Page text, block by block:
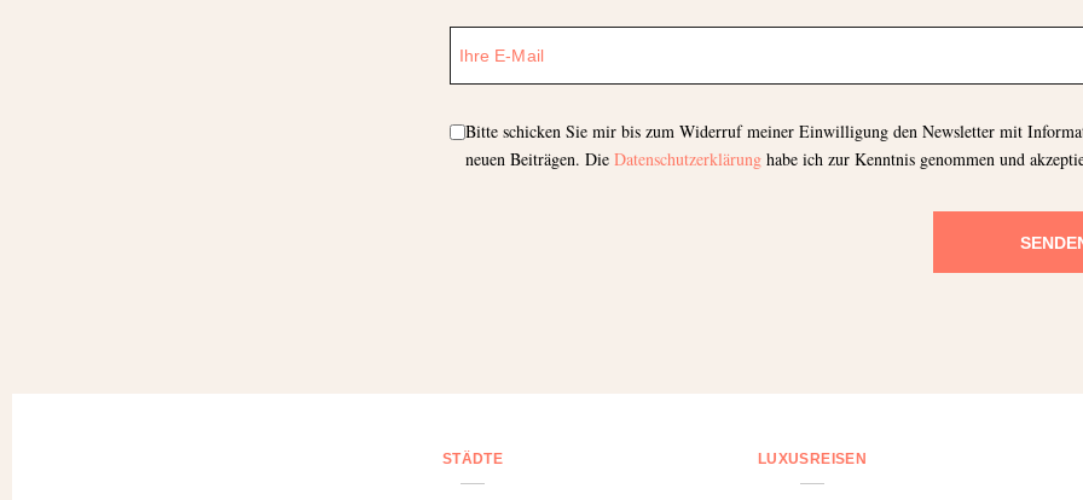
Bitte schicken Sie mir bis zum Widerruf meiner Einwilligung den Newsletter mit
neuen Beiträgen. Die Datenschutzerklärung habe ich zur Kenntnis genommen und
STÄDTE LUXUSREISEN
Einwilligung den Newsletter mit Informationen zu
zur Kenntnis genommen und akzeptiere diese.
SENDEN